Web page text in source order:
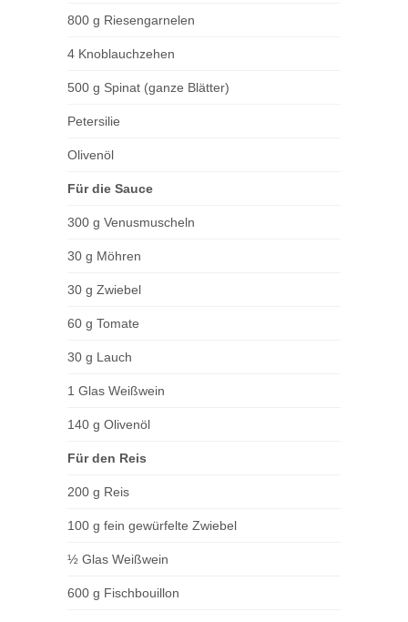
800 g Riesengarnelen
4 Knoblauchzehen
500 g Spinat (ganze Blätter)
Petersilie
Olivenöl
Für die Sauce
300 g Venusmuscheln
30 g Möhren
30 g Zwiebel
60 g Tomate
30 g Lauch
1 Glas Weißwein
140 g Olivenöl
Für den Reis
200 g Reis
100 g fein gewürfelte Zwiebel
½ Glas Weißwein
600 g Fischbouillon